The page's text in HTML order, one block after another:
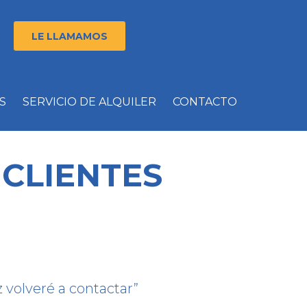
LE LLAMAMOS
SERVICIO DE ALQUILER CONTACTO
volveré a contactar